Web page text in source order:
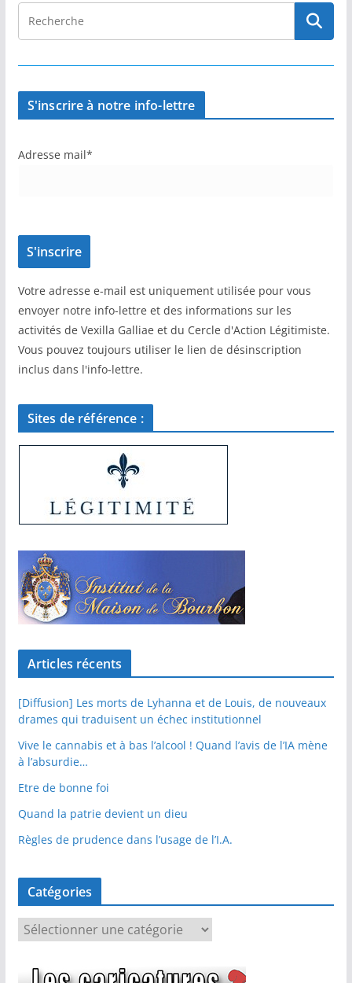
S'inscrire à notre info-lettre
Adresse mail*
Votre adresse e-mail est uniquement utilisée pour vous
envoyer notre info-lettre et des informations sur les
activités de Vexilla Galliae et du Cercle d'Action Légitimiste.
Vous pouvez toujours utiliser le lien de désinscription
inclus dans l'info-lettre.
Sites de référence :
Articles récents
[Diffusion] Les morts de Lyhanna et de Louis, de nouveaux
drames qui traduisent un échec institutionnel
Vive le cannabis et à bas l’alcool ! Quand l’avis de l’IA mène
à l’absurdie…
Etre de bonne foi
Quand la patrie devient un dieu
Règles de prudence dans l’usage de l’I.A.
Catégories
a